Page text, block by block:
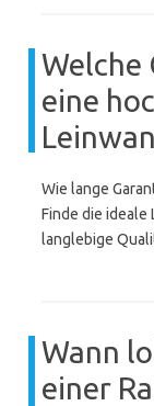
Welche
eine
Wie lange
Finde die
langlebige
Wann
einer